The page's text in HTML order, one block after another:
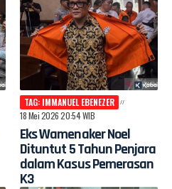
TAG: IMMANUEL EBENEZER
18 Mei 2026 20:54 WIB
Eks Wamenaker Noel
Dituntut 5 Tahun Penjara
dalam Kasus Pemerasan
K3